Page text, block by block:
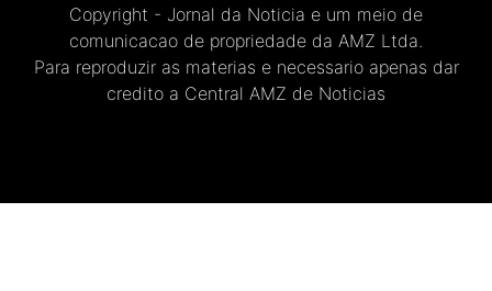
Copyright - Jornal da Noticia e um meio de
comunicacao de propriedade da AMZ Ltda.
Para reproduzir as materias e necessario apenas dar
credito a Central AMZ de Noticias